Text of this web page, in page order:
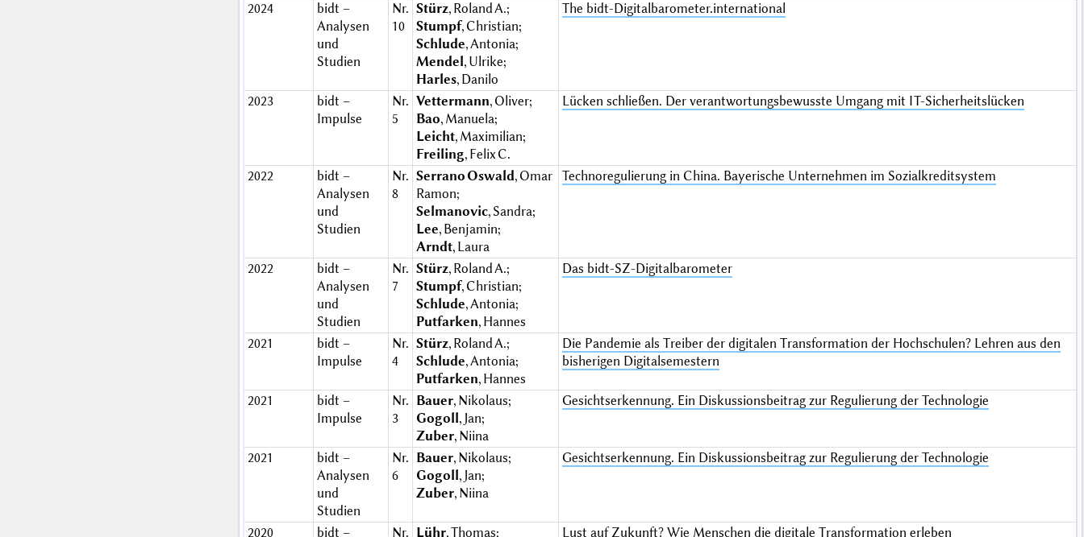
2024
bidt –
Analysen
und
Studien
Nr.
10
Stürz, Roland A.;
Stumpf, Christian;
Schlude, Antonia;
Mendel, Ulrike;
Harles, Danilo
The bidt-Digitalbarometer.international
2023
bidt –
Impulse
Nr.
5
Vettermann, Oliver;
Bao, Manuela;
Leicht, Maximilian;
Freiling, Felix C.
Lücken schließen. Der verantwortungsbewusste Umgang mit IT-Sicherheitslücken
2022
bidt –
Analysen
und
Studien
Nr.
8
Serrano Oswald, Omar
Ramon;
Selmanovic, Sandra;
Lee, Benjamin;
Arndt, Laura
Technoregulierung in China. Bayerische Unternehmen im Sozialkreditsystem
2022
bidt –
Analysen
und
Studien
Nr.
7
Stürz, Roland A.;
Stumpf, Christian;
Schlude, Antonia;
Putfarken, Hannes
Das bidt-SZ-Digitalbarometer
2021
bidt –
Impulse
Nr.
4
Stürz, Roland A.;
Schlude, Antonia;
Putfarken, Hannes
Die Pandemie als Treiber der digitalen Transformation der Hochschulen? Lehren aus den
bisherigen Digitalsemestern
2021
bidt –
Impulse
Nr.
3
Bauer, Nikolaus;
Gogoll, Jan;
Zuber, Niina
Gesichtserkennung. Ein Diskussionsbeitrag zur Regulierung der Technologie
2021
bidt –
Analysen
und
Studien
Nr.
6
Bauer, Nikolaus;
Gogoll, Jan;
Zuber, Niina
Gesichtserkennung. Ein Diskussionsbeitrag zur Regulierung der Technologie
2020 bidt – Nr. Lühr, Thomas; Lust auf Zukunft? Wie Menschen die digitale Transformation erleben